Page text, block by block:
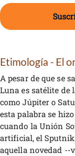
Etimología - El
A pesar de que se
Luna es satélite de
como Júpiter o
esta palabra se
cuando la Unión
artificial, el
aquella novedad --